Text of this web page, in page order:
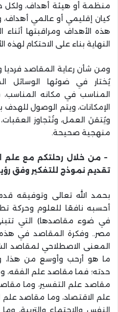
منظمة أو هيئة أهداف، ولكل
كيان إقليمي أو عالمي أهداف،
هذه الأهداف ومراقبتها أثناء
النهاية بناء على الاحتكام
ومن شأن رعاية المقاصد فرديا
يُختار في ضوئها الوسائل
المناسب في مكانه المناسب،
الإمكانات، ويتم الوصول للهدف
ويُتقنَ العمل، وتُتَجاوز
منهجية صحيحة.
– من خلال رحلتكم مع
تقديم نموذج للتفكير وفق
بحمد الله تعالى وتوفيقه
أحسبه نافعًا للعلوم وحركة
في ضوء مقاصدها) التي
مصر.. وفكرة المقاصد في
المعنى الاصطلاحي لمقاصد
ما هو أرحب وأوسع من
حدته؛ فما مقاصد علم الفقه،
مقاصد علم التفسير، وما
علم الاقتصاد، وما مقاصد
النفس والاجتماع والتربية،